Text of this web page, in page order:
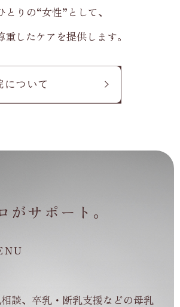
りの“女性”として、
したケアを提供します。
について
がサポート。
談、卒乳・断乳支援などの母乳